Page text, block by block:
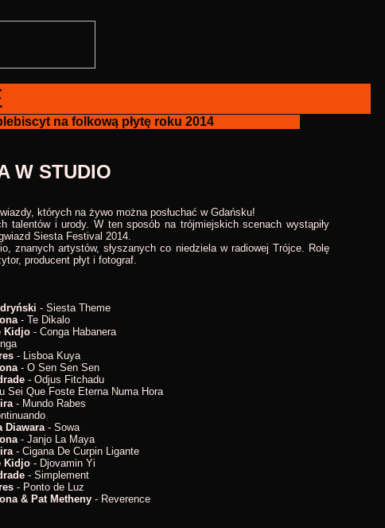
na folkową płytę roku 2014
W STUDIO
których na żywo można posłuchać w Gdańsku!
talentów i urody. W ten sposób na trójmiejskich scenach wystąpiły
Siesta Festival 2014.
znanych artystów, słyszanych co niedziela w radiowej Trójce. Rolę
producent płyt i fotograf.
- Siesta Theme
- Te Dikalo
Kidjo- Conga Habanera
- Lisboa Kuya
- O Sen Sen Sen
- Odjus Fitchadu
Sei Que Foste Eterna Numa Hora
- Mundo Rabes
Diawara- Sowa
- Janjo La Maya
- Cigana De Curpin Ligante
Kidjo- Djovamin Yi
- Simplement
- Ponto de Luz
& Pat Metheny- Reverence